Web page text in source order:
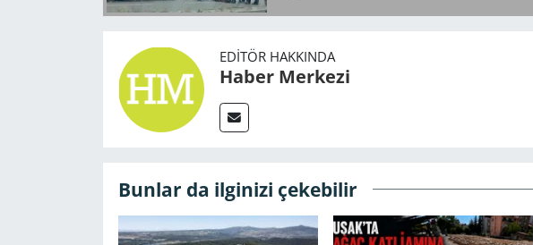
EDITÖR HAKKINDA
Haber Merkezi
Bunlar da ilginizi çekebilir